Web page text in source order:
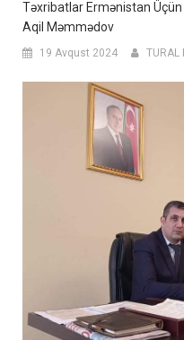
Təxribatlar Ermənistan Üçün
Aqil Məmmədov
19 Avqust 2024 TURAL